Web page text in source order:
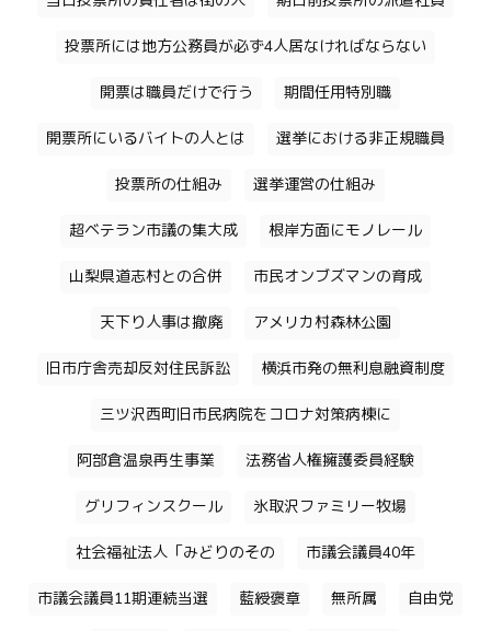
投票所には地方公務員が必ず4人居なければならない
開票は職員だけで行う 期間任用特別職
開票所にいるバイトの人とは 選挙における非正規職員
投票所の仕組み 選挙運営の仕組み
超ベテラン市議の集大成 根岸方面にモノレール
山梨県道志村との合併 市民オンブズマンの育成
天下り人事は撤廃 アメリカ村森林公園
旧市庁舎売却反対住民訴訟 横浜市発の無利息融資制度
三ツ沢西町旧市民病院をコロナ対策病棟に
阿部倉温泉再生事業 法務省人権擁護委員経験
グリフィンスクール 氷取沢ファミリー牧場
社会福祉法人「みどりのその 市議会議員40年
市議会議員11期連続当選 藍綬褒章 無所属 自由党